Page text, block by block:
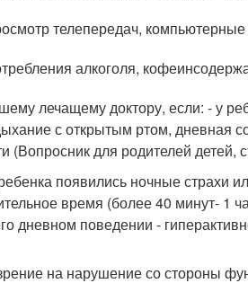
телепередач,
алкоголя,
лечащему доктору, если: - у
с открытым ртом, дневная
(Вопросник для родителей детей,
появились ночные страхи
время (более 40 минут- 1
дневном поведении -
на нарушение со стороны